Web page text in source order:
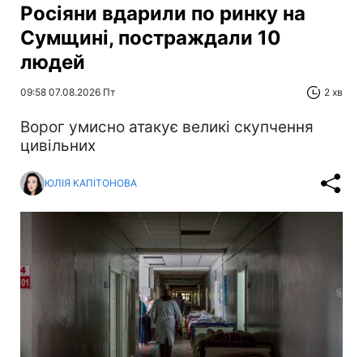
Росіяни вдарили по ринку на
Сумщині, постраждали 10
людей
09:58 07.08.2026 Пт 2 хв
Ворог умисно атакує великі скупчення
цивільних
ЮЛІЯ КАПІТОНОВА